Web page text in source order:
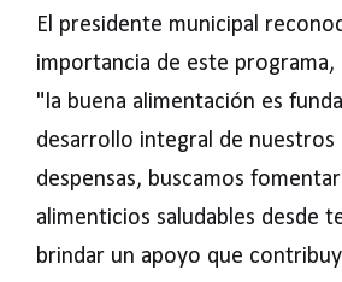
El presidente municipal
importancia de este programa,
"la buena alimentación es
desarrollo integral de nuestros
despensas, buscamos
alimenticios saludables desde
brindar un apoyo que